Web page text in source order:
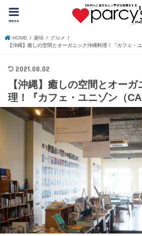
menu
HOME 趣味
グルメ
【沖縄】癒しの空間とオーガニック沖縄料理！『カフェ・
2021.08.02
【沖縄】癒しの空間とオー
理！『カフェ・ユニゾン（